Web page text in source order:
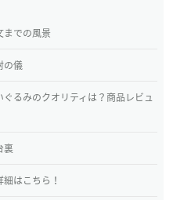
までの風景
の儀
るみのクオリティは？商品レビュ
裏
はこちら！